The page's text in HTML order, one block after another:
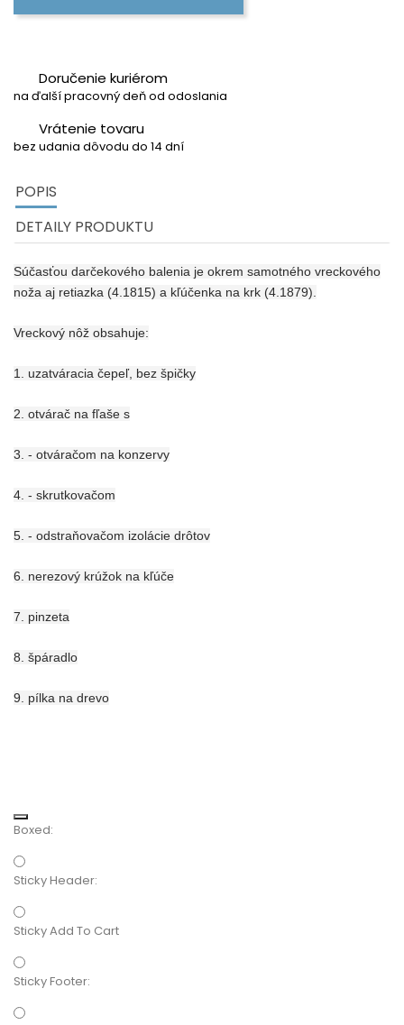
Doručenie kuriérom
na ďalší pracovný deň od odoslania
Vrátenie tovaru
bez udania dôvodu do 14 dní
POPIS
DETAILY PRODUKTU
Súčasťou darčekového balenia je okrem samotného vreckového
noža aj retiazka (4.1815) a kľúčenka na krk (4.1879).
Vreckový nôž obsahuje:
1. uzatváracia čepeľ, bez špičky
2. otvárač na fľaše s
3. - otváračom na konzervy
4. - skrutkovačom
5. - odstraňovačom izolácie drôtov
6. nerezový krúžok na kľúče
7. pinzeta
8. špáradlo
9. pílka na drevo
Boxed:
Sticky Header:
Sticky Add To Cart
Sticky Footer: